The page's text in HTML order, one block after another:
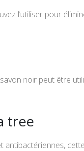
l’utiliser pour
noir peut être
tree